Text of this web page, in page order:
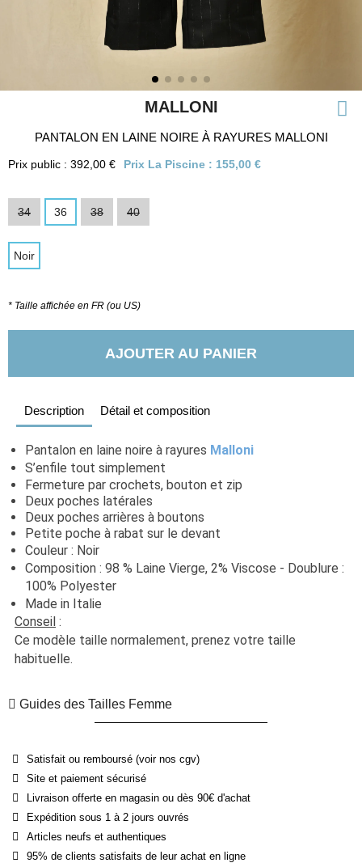
MALLONI
PANTALON EN LAINE NOIRE À RAYURES MALLONI
Prix public : 392,00 € Prix La Piscine : 155,00 €
34 36 38 40
Noir
* Taille affichée en FR (ou US)
AJOUTER AU PANIER
Description Détail et composition
Pantalon en laine noire à rayures Malloni
S’enfile tout simplement
Fermeture par crochets, bouton et zip
Deux poches latérales
Deux poches arrières à boutons
Petite poche à rabat sur le devant
Couleur : Noir
Composition : 98 % Laine Vierge, 2% Viscose - Doublure :
100% Polyester
Made in Italie
Conseil :
Ce modèle taille normalement, prenez votre taille
habituelle.
Guides des Tailles Femme
Satisfait ou remboursé (voir nos cgv)
Site et paiement sécurisé
Livraison offerte en magasin ou dès 90€ d'achat
Expédition sous 1 à 2 jours ouvrés
Articles neufs et authentiques
95% de clients satisfaits de leur achat en ligne